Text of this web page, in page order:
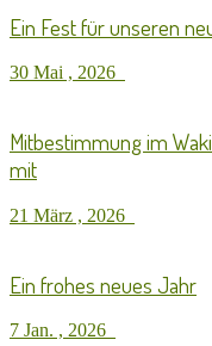
Ein Fest für unseren
30 Mai , 2026
Mitbestimmung im
mit
21 März , 2026
Ein frohes neues Jahr
7 Jan. , 2026